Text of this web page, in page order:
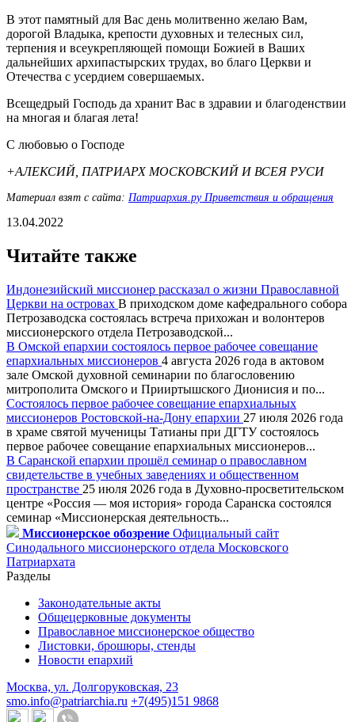
В этот памятный для Вас день молитвенно желаю Вам,
дорогой Владыка, крепости духовных и телесных сил,
терпения и всеукрепляющей помощи Божией в Ваших
дальнейших архипастырских трудах, во благо Церкви и
Отечества с усердием совершаемых.
Всещедрый Господь да хранит Вас в здравии и благоденствии
на многая и благая лета!
С любовью о Господе
+АЛЕКСИЙ, ПАТРИАРХ МОСКОВСКИЙ И ВСЕЯ РУСИ
Материал взят с сайта: Патриархия.ру Приветствия и обращения
13.04.2022
Читайте также
Индонезийский миссионер рассказал о жизни Православной
Церкви на островах В приходском доме кафедрального собора
Петрозаводска состоялась встреча прихожан и волонтеров
миссионерского отдела Петрозаводской...
В Омской епархии состоялось первое рабочее совещание
епархиальных миссионеров 4 августа 2026 года в актовом
зале Омской духовной семинарии по благословению
митрополита Омского и Прииртышского Дионисия и по...
Состоялось первое рабочее совещание епархиальных
миссионеров Ростовской-на-Дону епархии 27 июля 2026 года
в храме святой мученицы Татианы при ДГТУ состоялось
первое рабочее совещание епархиальных миссионеров...
В Саранской епархии прошёл семинар о православном
свидетельстве в учебных заведениях и общественном
пространстве 25 июля 2026 года в Духовно-просветительском
центре «Россия — моя история» города Саранска состоялся
семинар «Миссионерская деятельность...
Миссионерское обозрение Официальный сайт
Синодального миссионерского отдела Московского
Патриархата
Разделы
Законодательные акты
Общецерковные документы
Православное миссионерское общество
Листовки, брошюры, стенды
Новости епархий
Москва, ул. Долгоруковская, 23
smo.info@patriarchia.ru +7(495)151 9868